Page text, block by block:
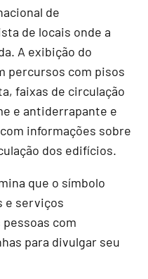
de
de locais onde a
A exibição do
percursos com pisos
faixas de circulação
e antiderrapante e
informações sobre
dos edifícios.
que o símbolo
e serviços
com
para divulgar seu